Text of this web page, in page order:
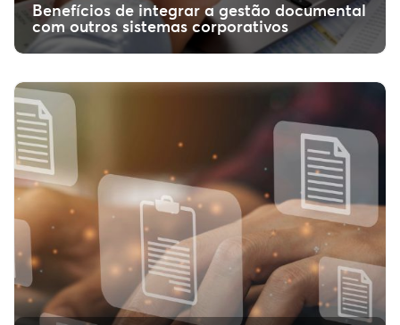
Benefícios de integrar a gestão documental
com outros sistemas corporativos